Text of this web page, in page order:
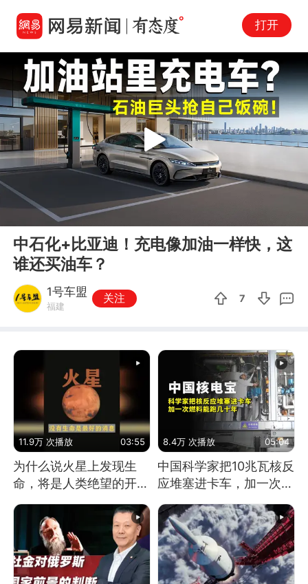
打开
Play
中石化+比亚迪！充电像加油一样快，这
谁还买油车？
1号车盟
福建
关注 7
11.9万 次播放 03:55
为什么说火星上发现生
命，将是人类绝望的开
始？
8.4万 次播放 05:04
中国科学家把10兆瓦核反
应堆塞进卡车，加一次燃
料能跑几十年